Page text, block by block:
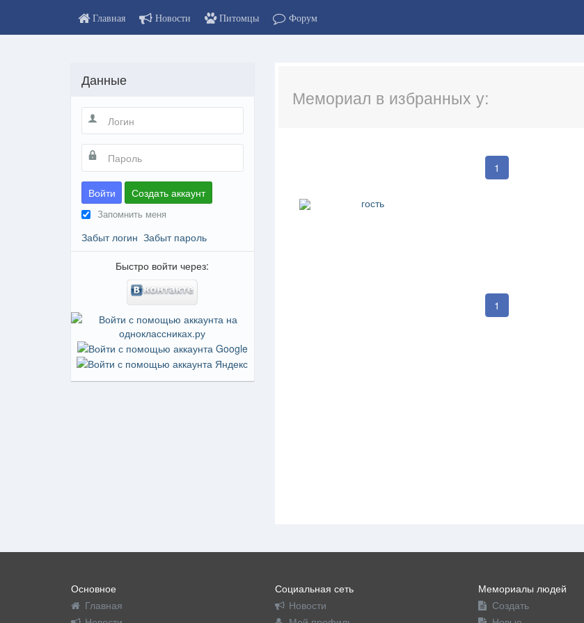
Главная Новости Питомцы Форум
Мемориал в избранных у:
1
гость
1
Данные
Войти Создать аккаунт
Запомнить меня
Забыт логин Забыт пароль
Быстро войти через:
Основное
Главная
Социальная сеть
Новости
Мемориалы людей
Создать